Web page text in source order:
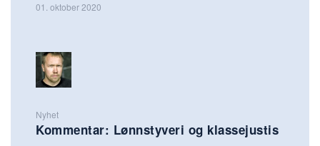
01. oktober 2020
Nyhet
Kommentar: Lønnstyveri og klassejustis